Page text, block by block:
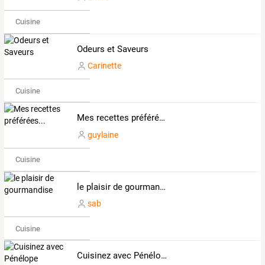
Cuisine
Odeurs et Saveurs
Carinette
Cuisine
Mes recettes préférées...
guylaine
Cuisine
le plaisir de gourmandise
sab
Cuisine
Cuisinez avec Pénélope